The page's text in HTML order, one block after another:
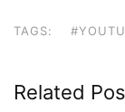
TAGS:
Related